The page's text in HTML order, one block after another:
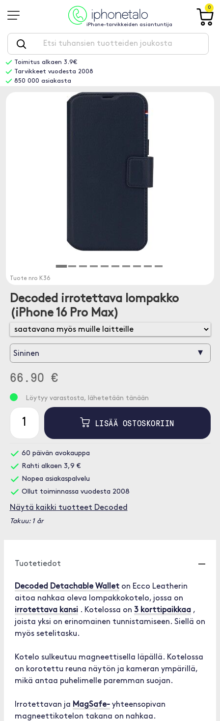
iPhone-tarvikkeiden asiantuntija
0
Toimitus alkaen 3.9€
Tarvikkeet vuodesta 2008
850 000 asiakasta
Tuote nro K36
Decoded irrotettava lompakko
(iPhone 16 Pro Max)
Sininen ▾
66.90 €
Löytyy varastosta, lähetetään tänään
LISÄÄ OSTOSKORIIN
60 päivän avokauppa
Rahti alkaen 3,9 €
Nopea asiakaspalvelu
Ollut toiminnassa vuodesta 2008
Näytä kaikki tuotteet Decoded
Takuu: 1 år
Tuotetiedot
Decoded Detachable Wallet on Ecco Leatherin
aitoa nahkaa oleva lompakkokotelo, jossa on
irrotettava kansi . Kotelossa on 3 korttipaikkaa ,
joista yksi on erinomainen tunnistamiseen. Siellä on
myös setelitasku.
Kotelo sulkeutuu magneettisella läpällä. Kotelossa
on korotettu reuna näytön ja kameran ympärillä,
mikä antaa puhelimelle paremman suojan.
Irrotettavan ja MagSafe- yhteensopivan
magneettikotelon takana on nahkaa.